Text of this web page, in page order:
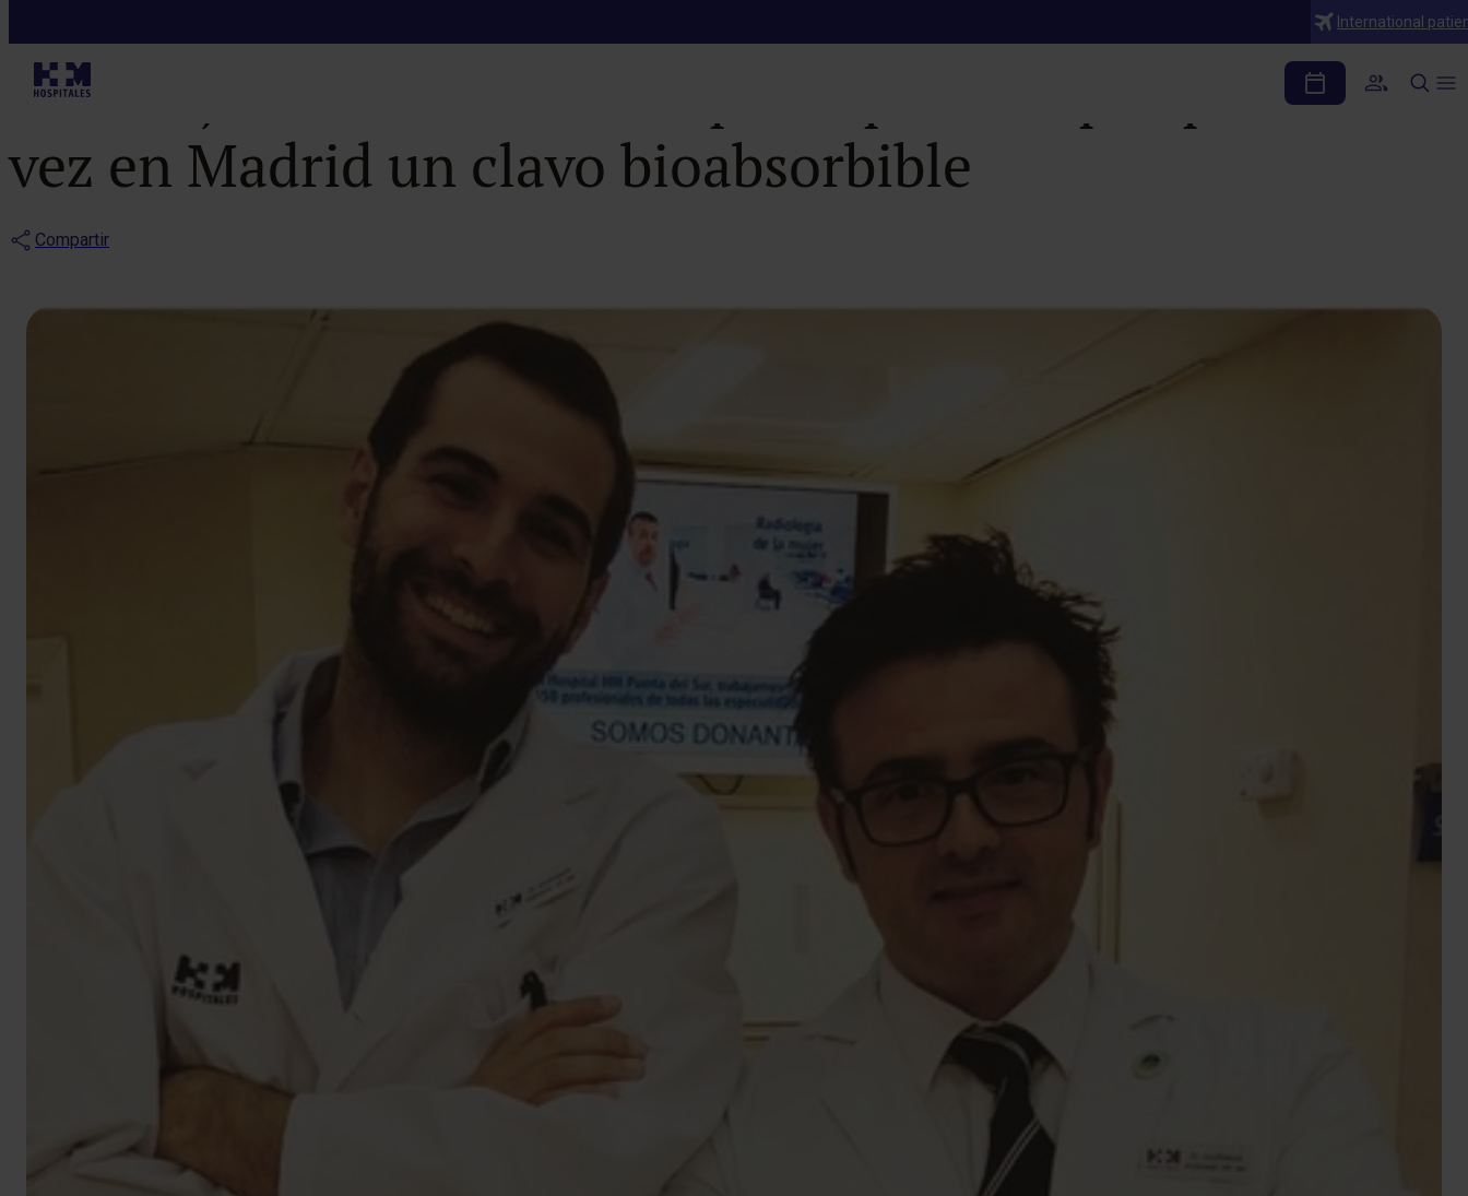
International
Cirujanos de HM Montepríncipe usan por primera
vez en Madrid un clavo bioabsorbible
Compartir